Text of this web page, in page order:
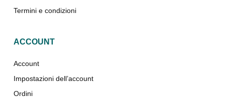
Termini e condizioni
ACCOUNT
Account
Impostazioni dell’account
Ordini